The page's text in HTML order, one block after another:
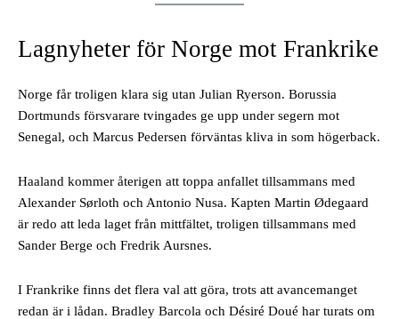
Lagnyheter för Norge mot Frankrike
Norge får troligen klara sig utan Julian Ryerson. Borussia
Dortmunds försvarare tvingades ge upp under segern mot
Senegal, och Marcus Pedersen förväntas kliva in som högerback.
Haaland kommer återigen att toppa anfallet tillsammans med
Alexander Sørloth och Antonio Nusa. Kapten Martin Ødegaard
är redo att leda laget från mittfältet, troligen tillsammans med
Sander Berge och Fredrik Aursnes.
I Frankrike finns det flera val att göra, trots att avancemanget
redan är i lådan. Bradley Barcola och Désiré Doué har turats om